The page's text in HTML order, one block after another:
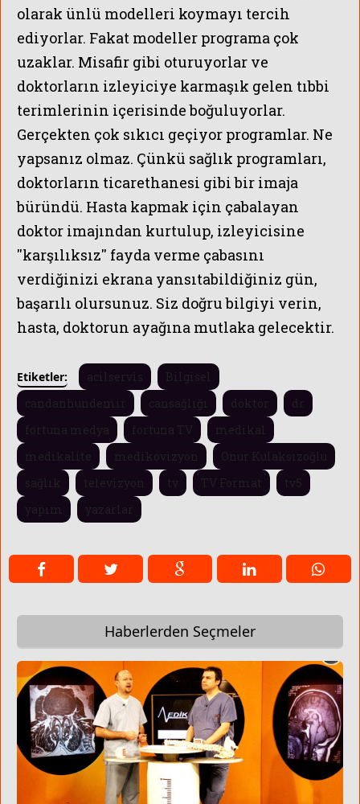
olarak ünlü modelleri koymayı tercih
ediyorlar. Fakat modeller programa çok
uzaklar. Misafir gibi oturuyorlar ve
doktorların izleyiciye karmaşık gelen tıbbi
terimlerinin içerisinde boğuluyorlar.
Gerçekten çok sıkıcı geçiyor programlar. Ne
yapsanız olmaz. Çünkü sağlık programları,
doktorların ticarethanesi gibi bir imaja
büründü. Hasta kapmak için çabalayan
doktor imajından kurtulup, izleyicisine
''karşılıksız'' fayda verme çabasını
verdiğinizi ekrana yansıtabildiğiniz gün,
başarılı olursunuz. Siz doğru bilgiyi verin,
hasta, doktorun ayağına mutlaka gelecektir.
Etiketler: acilservis
Bilgisel
candanhundemir
cansağlığı doktor
dr
fortuna medya
fortuna TV
medikal
medikalite
medikovizyon
Onur Kulaksızoğlu
sağlık
televizyon tv TV Format
tv5
yapım
yazarlar
Haberlerden Seçmeler